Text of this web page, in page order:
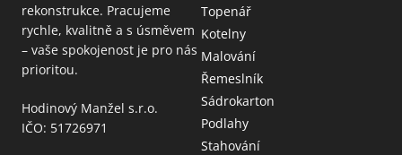
rekonstrukce. Pracujeme
rychle, kvalitně a s úsměvem
– vaše spokojenost je pro nás
prioritou.
Hodinový Manžel s.r.o.
IČO: 51726971
Topenář
Kotelny
Malování
Řemeslník
Sádrokarton
Podlahy
Stahování